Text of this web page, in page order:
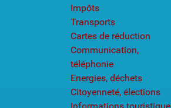
Impôts
Transports
Cartes de réduction
Communication,
téléphonie
Energies, déchets
Citoyenneté, élections
Informations